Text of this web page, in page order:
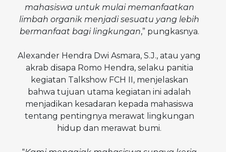
mahasiswa untuk mulai memanfaatkan
limbah organik menjadi sesuatu yang lebih
bermanfaat bagi lingkungan,” pungkasnya.
Alexander Hendra Dwi Asmara, S.J., atau yang
akrab disapa Romo Hendra, selaku panitia
kegiatan Talkshow FCH II, menjelaskan
bahwa tujuan utama kegiatan ini adalah
menjadikan kesadaran kepada mahasiswa
tentang pentingnya merawat lingkungan
hidup dan merawat bumi.